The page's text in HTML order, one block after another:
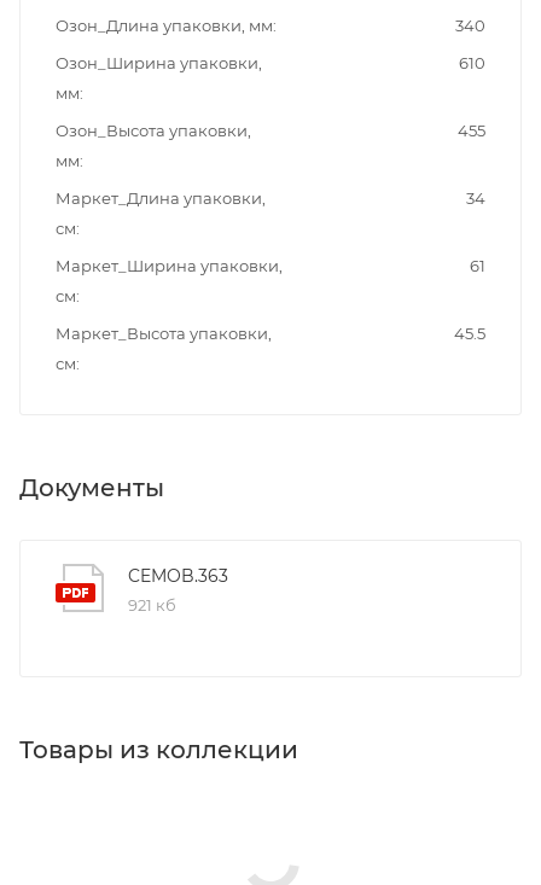
Озон_Длина упаковки, мм
340
Озон_Ширина упаковки,
мм
610
Озон_Высота упаковки,
мм
455
Маркет_Длина упаковки,
см
34
Маркет_Ширина упаковки,
см
61
Маркет_Высота упаковки,
см
45.5
Документы
CEMOB.363
921 кб
Товары из коллекции